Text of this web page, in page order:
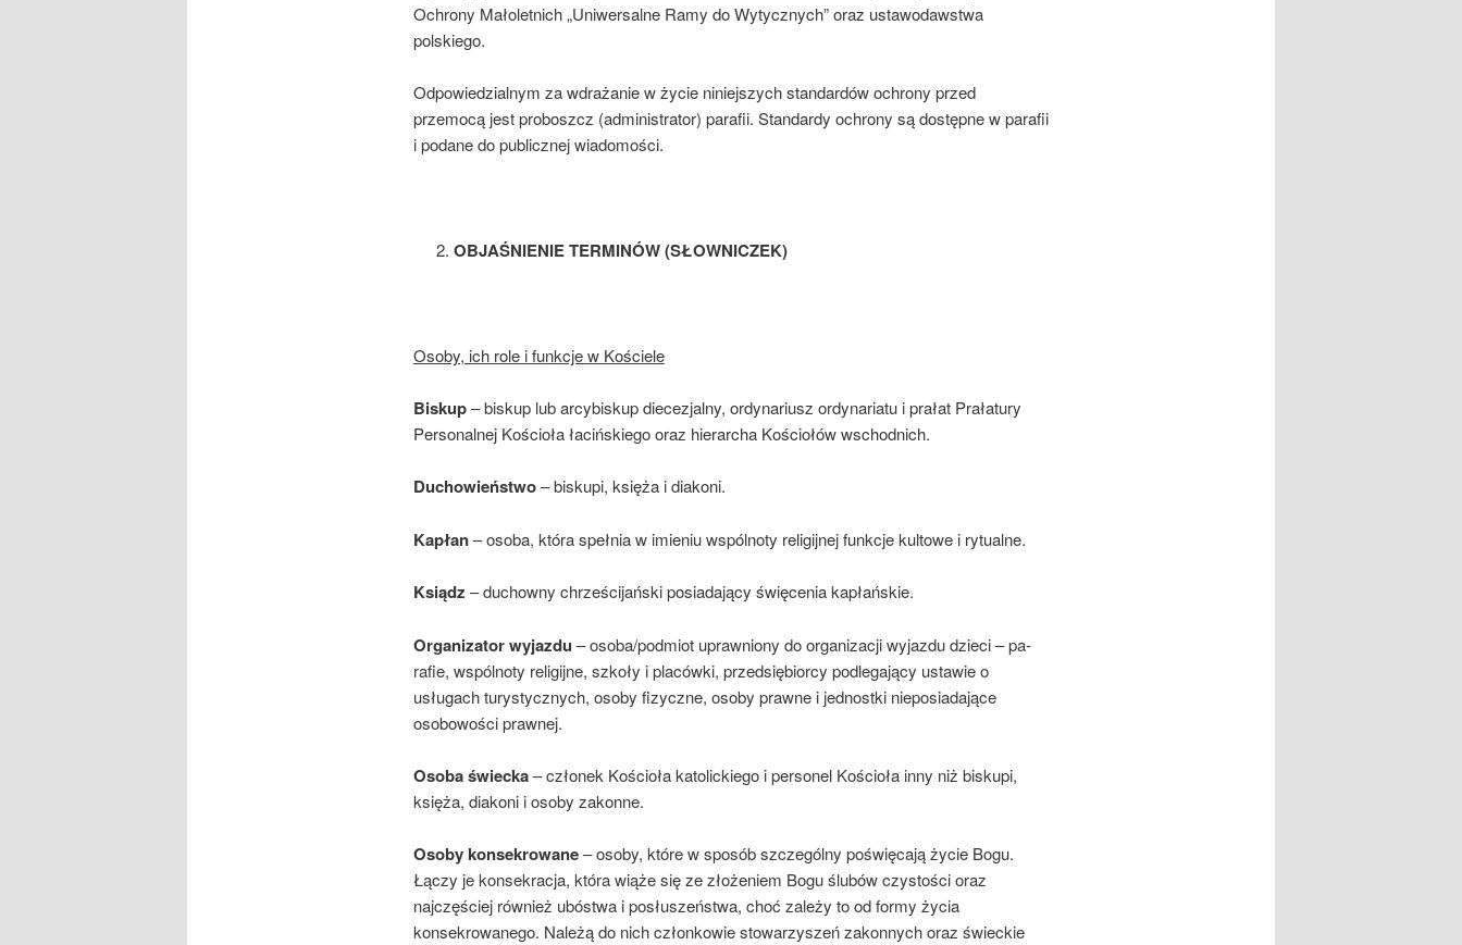
Ochrony Małoletnich „Uniwersalne Ramy do Wytycznych” oraz ustawodawstwa
polskiego.
Odpowiedzialnym za wdrażanie w życie niniejszych standardów ochrony przed
przemocą jest proboszcz (administrator) parafii. Standardy ochrony są dostępne w parafii
i podane do publicznej wiadomości.
OBJAŚNIENIE TERMINÓW (SŁOWNICZEK)
Osoby, ich role i funkcje w Kościele
Biskup– biskup lub arcybiskup diecezjalny, ordynariusz ordynariatu i prałat Prałatury
Personalnej Kościoła łacińskiego oraz hierarcha Kościołów wschodnich.
Duchowieństwo– biskupi, księża i diakoni.
Kapłan– osoba, która spełnia w imieniu wspólnoty religijnej funkcje kultowe i rytualne.
Ksiądz – duchowny chrześcijański posiadający święcenia kapłańskie.
Organizator wyjazdu – osoba/podmiot uprawniony do organizacji wyjazdu dzieci – pa­
rafie, wspólnoty religijne, szkoły i placówki, przedsiębiorcy podlegający ustawie o
usługach turystycznych, osoby fizyczne, osoby prawne i jednostki nieposiadające
osobowości prawnej.
Osoba świecka– członek Kościoła katolickiego i personel Kościoła inny niż biskupi,
księża, diakoni i osoby zakonne.
Osoby konsekrowane– osoby, które w sposób szczególny poświęcają życie Bogu.
Łączy je konsekracja, która wiąże się ze złożeniem Bogu ślubów czystości oraz
najczęściej również ubóstwa i posłuszeństwa, choć zależy to od formy życia
konsekrowanego. Należą do nich członkowie stowarzyszeń zakonnych oraz świec­kie